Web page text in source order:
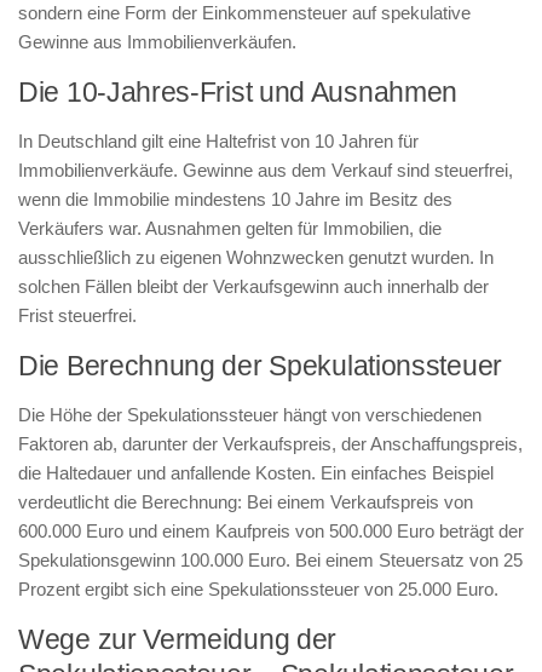
sondern eine Form der Einkommensteuer auf spekulative
Gewinne aus Immobilienverkäufen.
Die 10-Jahres-Frist und Ausnahmen
In Deutschland gilt eine Haltefrist von 10 Jahren für
Immobilienverkäufe. Gewinne aus dem Verkauf sind steuerfrei,
wenn die Immobilie mindestens 10 Jahre im Besitz des
Verkäufers war. Ausnahmen gelten für Immobilien, die
ausschließlich zu eigenen Wohnzwecken genutzt wurden. In
solchen Fällen bleibt der Verkaufsgewinn auch innerhalb der
Frist steuerfrei.
Die Berechnung der Spekulationssteuer
Die Höhe der Spekulationssteuer hängt von verschiedenen
Faktoren ab, darunter der Verkaufspreis, der Anschaffungspreis,
die Haltedauer und anfallende Kosten. Ein einfaches Beispiel
verdeutlicht die Berechnung: Bei einem Verkaufspreis von
600.000 Euro und einem Kaufpreis von 500.000 Euro beträgt der
Spekulationsgewinn 100.000 Euro. Bei einem Steuersatz von 25
Prozent ergibt sich eine Spekulationssteuer von 25.000 Euro.
Wege zur Vermeidung der